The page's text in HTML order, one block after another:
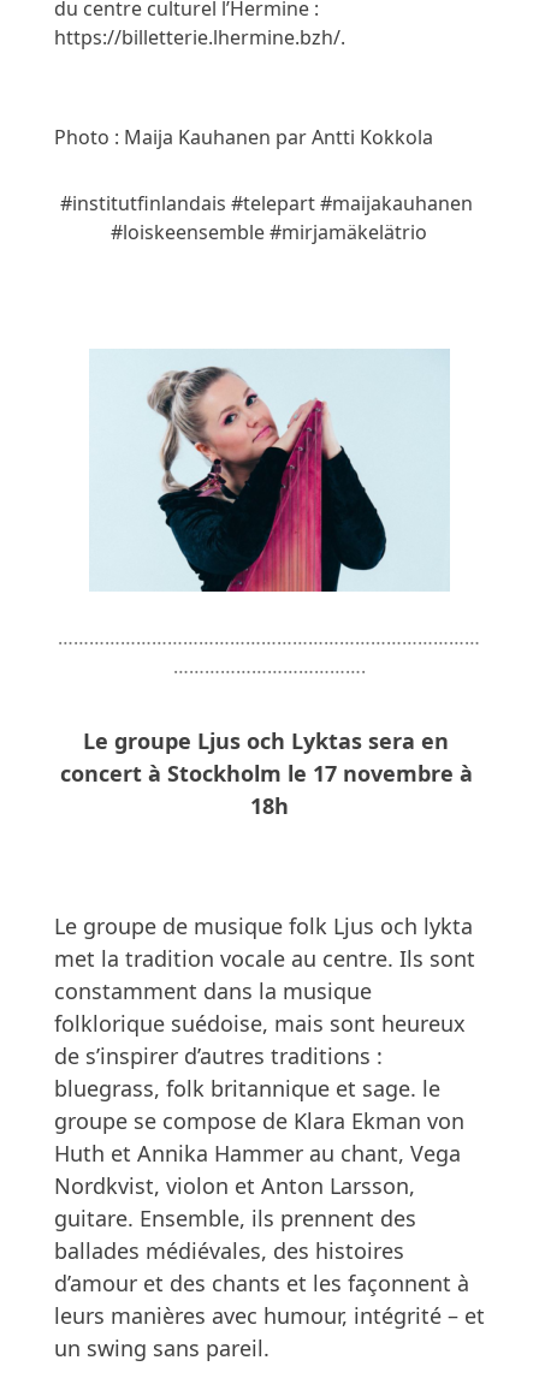
https://billetterie.lhermine.bzh/.
Photo : Maija Kauhanen par Antti Kokkola
#institutfinlandais #telepart #maijakauhanen
#loiskeensemble #mirjamäkelätrio
………………………………………………………………………
……………………………….
Le groupe Ljus och Lyktas sera en
concert à Stockholm le 17 novembre à
18h
Le groupe de musique folk Ljus och lykta
met la tradition vocale au centre. Ils sont
constamment dans la musique
folklorique suédoise, mais sont heureux
de s’inspirer d’autres traditions :
bluegrass, folk britannique et sage. le
groupe se compose de Klara Ekman von
Huth et Annika Hammer au chant, Vega
Nordkvist, violon et Anton Larsson,
guitare. Ensemble, ils prennent des
ballades médiévales, des histoires
d’amour et des chants et les façonnent à
leurs manières avec humour, intégrité – et
un swing sans pareil.